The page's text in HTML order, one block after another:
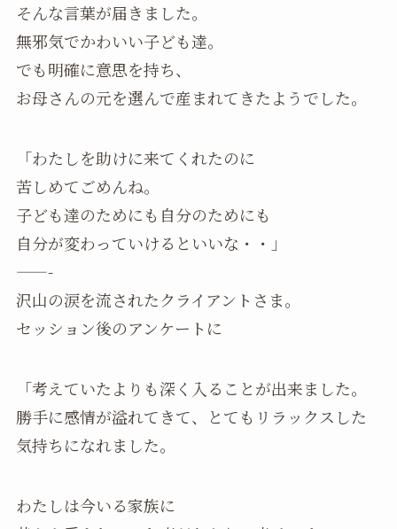
そんな言葉が届きました。
無邪気でかわいい子ども達。
でも明確に意思を持ち、
お母さんの元を選んで産まれてきたようでした。
「わたしを助けに来てくれたのに
苦しめてごめんね。
子ども達のためにも自分のためにも
自分が変わっていけるといいな・・」
——-
沢山の涙を流されたクライアントさま。
セッション後のアンケートに
「考えていたよりも深く入ることが出来ました。
勝手に感情が溢れてきて、とてもリラックスした
気持ちになれました。
わたしは今いる家族に